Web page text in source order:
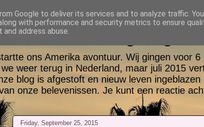
Scott en Jill go again
ons Amerika avontuur. Wij gingen voor
weer terug in Nederland, maar juli 2015
blog is afgestoft en nieuw leven
onze belevenissen. Je kunt een reactie
Friday, September 25, 2015
Google to deliver its services and to analyze traffic.
with performance and security metrics to ensure
address abuse.